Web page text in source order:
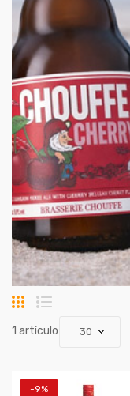
Parrilla
1 artículo
-9%